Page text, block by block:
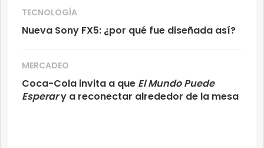
TECNOLOGÍA
Nueva Sony FX5: ¿por qué fue diseñada así?
MERCADEO
Coca-Cola invita a que El Mundo Puede
Esperary a reconectar alrededor de la mesa